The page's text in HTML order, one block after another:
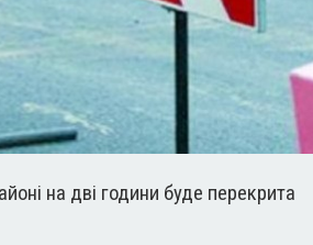
на дві години буде перекрита